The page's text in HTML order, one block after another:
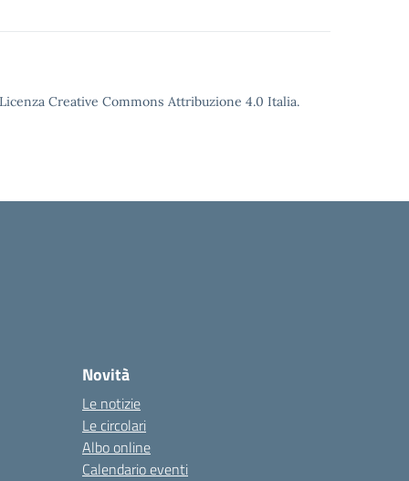
Creative Commons Attribuzione 4.0 Italia.
Novità
Le notizie
Le circolari
Albo online
Calendario eventi